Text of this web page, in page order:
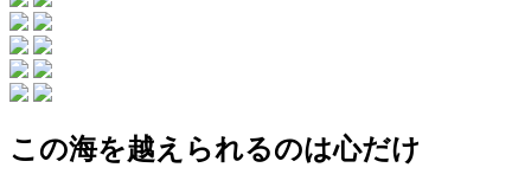
この海を越えられるのは心だけ